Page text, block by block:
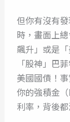
但你有沒有
時，畫面上
飆升」或是
「股神」巴
美國國債！
你的強積金
利率，背後